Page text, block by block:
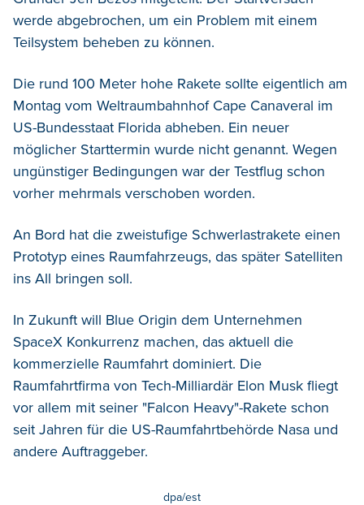
werde abgebrochen, um ein Problem mit einem
Teilsystem beheben zu können.
Die rund 100 Meter hohe Rakete sollte eigentlich am
Montag vom Weltraumbahnhof Cape Canaveral im
US-Bundesstaat Florida abheben. Ein neuer
möglicher Starttermin wurde nicht genannt. Wegen
ungünstiger Bedingungen war der Testflug schon
vorher mehrmals verschoben worden.
An Bord hat die zweistufige Schwerlastrakete einen
Prototyp eines Raumfahrzeugs, das später Satelliten
ins All bringen soll.
In Zukunft will Blue Origin dem Unternehmen
SpaceX Konkurrenz machen, das aktuell die
kommerzielle Raumfahrt dominiert. Die
Raumfahrtfirma von Tech-Milliardär Elon Musk fliegt
vor allem mit seiner "Falcon Heavy"-Rakete schon
seit Jahren für die US-Raumfahrtbehörde Nasa und
andere Auftraggeber.
dpa/est